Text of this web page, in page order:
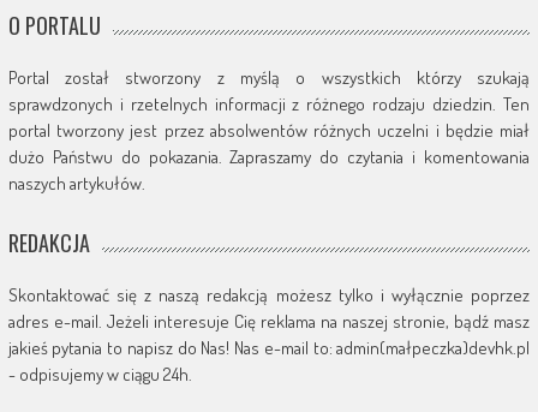
O PORTALU
Portal został stworzony z myślą o wszystkich którzy szukają
sprawdzonych i rzetelnych informacji z różnego rodzaju dziedzin. Ten
portal tworzony jest przez absolwentów różnych uczelni i będzie miał
dużo Państwu do pokazania. Zapraszamy do czytania i komentowania
naszych artykułów.
REDAKCJA
Skontaktować się z naszą redakcją możesz tylko i wyłącznie poprzez
adres e-mail. Jeżeli interesuje Cię reklama na naszej stronie, bądź masz
jakieś pytania to napisz do Nas! Nas e-mail to: admin(małpeczka)devhk.pl
- odpisujemy w ciągu 24h.